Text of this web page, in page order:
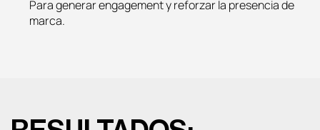
Para generar engagement y reforzar la presencia de
marca.